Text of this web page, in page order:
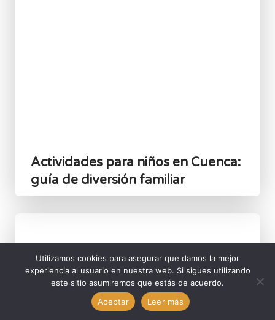
Actividades para niños en Cuenca:
guía de diversión familiar
¿Quieres vivir una aventura?
Utilizamos cookies para asegurar que damos la mejor
experiencia al usuario en nuestra web. Si sigues utilizando
este sitio asumiremos que estás de acuerdo.
Aceptar
Leer más